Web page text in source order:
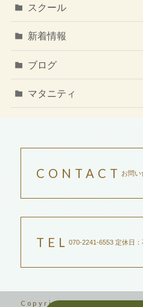
スクール
新着情報
ブログ
マタニティ
CONTACT お問い
TEL 070-2241-6553 定休日：
Copyright ©2023吉祥寺サ